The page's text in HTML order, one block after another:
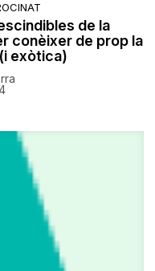
de la
conèixer de prop la
exòtica)